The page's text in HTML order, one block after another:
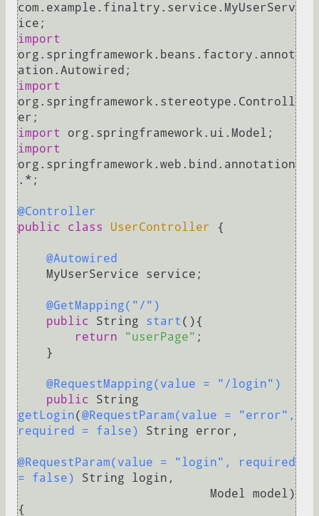
com.example.finaltry.service.MyUserServ
import
org.springframework.beans.factory.annot
import
org.springframework.stereotype.Controll
import
import
org.springframework.web.bind.annotation
.*;
@Controller
public
class UserController {
@Autowired
@GetMapping("/")
public
String start (){
return
"userPage" ;
@RequestMapping(value = "/login")
public
getLogin(@RequestParam(value = "error",
required = false)
String error,
@RequestParam(value = "login", required
= false)
String login,
                           Model model)
{